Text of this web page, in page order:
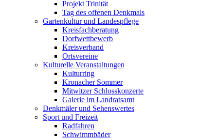
Projekt Trinität
Tag des offenen Denkmals
Gartenkultur und Landespflege
Kreisfachberatung
Dorfwettbewerb
Kreisverband
Ortsvereine
Kulturelle Veranstaltungen
Kulturring
Kronacher Sommer
Mitwitzer Schlosskonzerte
Galerie im Landratsamt
Denkmäler und Sehenswertes
Sport und Freizeit
Radfahren
Schwimmbäder